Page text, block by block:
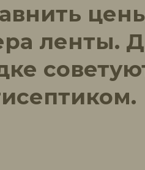
ленты.